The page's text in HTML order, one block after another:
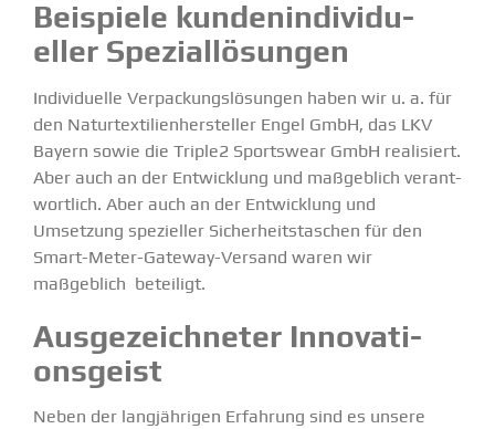
Beispiele kunden­in­di­vi­du­
eller Spezi­al­lö­sungen
Indivi­duelle Verpa­ckungs­lö­sungen haben wir u. a. für
den Natur­tex­ti­li­en­her­steller Engel GmbH, das LKV
Bayern sowie die Triple2 Sportswear GmbH reali­siert.
Aber auch an der Entwicklung und maßgeblich verant­
wortlich. Aber auch an der Entwicklung und
Umsetzung spezi­eller Sicher­heits­ta­schen für den
Smart-Meter-Gateway-Versand waren wir
maßgeblich beteiligt.
Ausge­zeich­neter Innova­ti­
ons­geist
Neben der langjäh­rigen Erfahrung sind es unsere